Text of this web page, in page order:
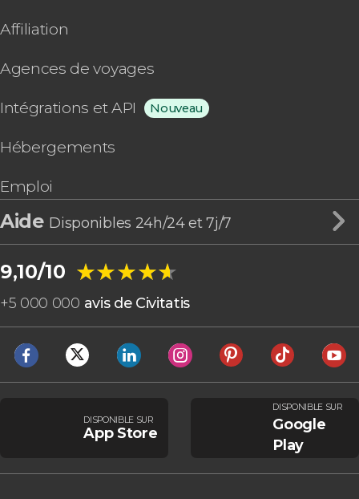
Affiliation
Agences de voyages
Intégrations et API Nouveau
Hébergements
Emploi
Aide Disponibles 24h/24 et 7j/7
9,10/10 ★★★★★
★★★★★
+5 000 000 avis de Civitatis
DISPONIBLE SUR
App Store
DISPONIBLE SUR
Google
Play